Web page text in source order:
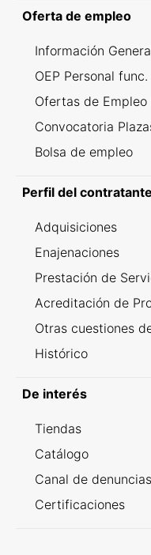
Oferta de empleo
Información
OEP Personal
Ofertas de
Convocatoria
Bolsa de empleo
Perfil del contratante
Adquisiciones
Enajenaciones
Prestación de
Acreditación de
Otras cuestiones
Histórico
De interés
Tiendas
Catálogo
Canal de denuncias
Certificaciones